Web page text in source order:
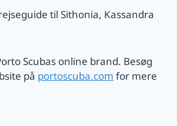
til Sithonia, Kassandra
Scubas online brand. Besøg
på portoscuba.com for mere